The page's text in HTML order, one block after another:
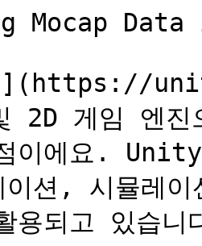
Mocap
2D 게임 엔
이에요.
션, 시뮬레
용되고 있습니